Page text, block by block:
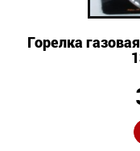
Горелка